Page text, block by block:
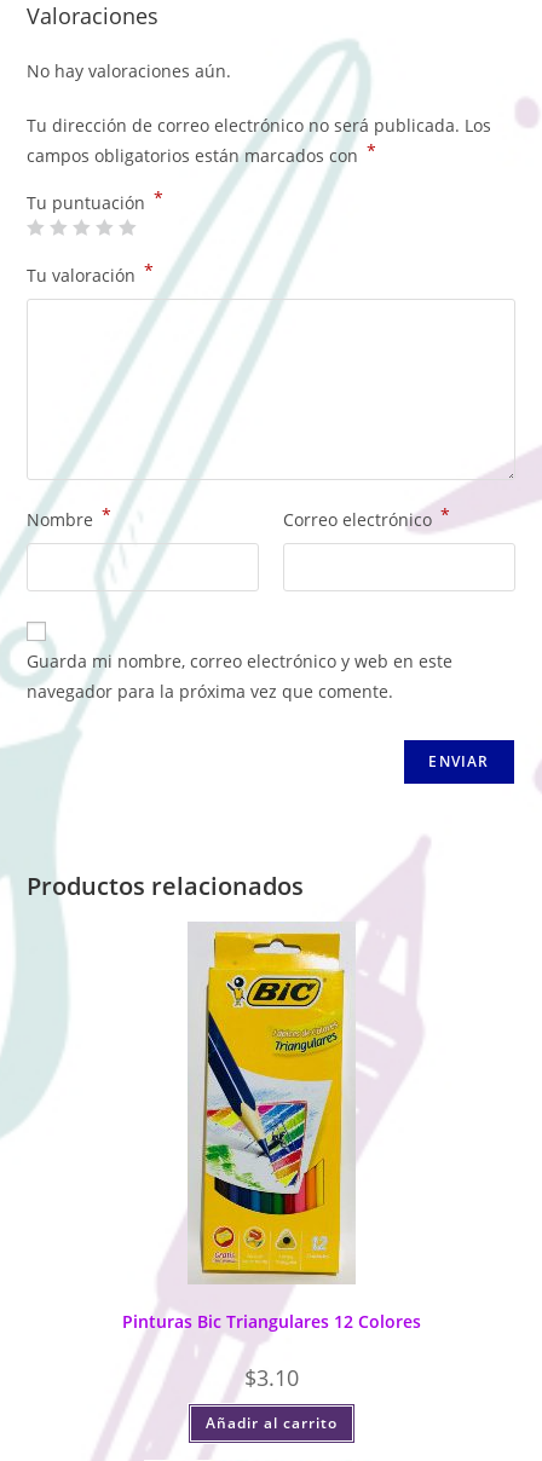
Valoraciones
No hay valoraciones aún.
Tu dirección de correo electrónico no será publicada. Los
campos obligatorios están marcados con *
Tu puntuación *
Tu valoración *
Nombre * Correo electrónico *
Guarda mi nombre, correo electrónico y web en este
navegador para la próxima vez que comente.
Productos relacionados
Pinturas Bic Triangulares 12 Colores
$3.10
Añadir al carrito